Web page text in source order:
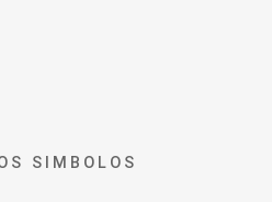
SIMBOLOS